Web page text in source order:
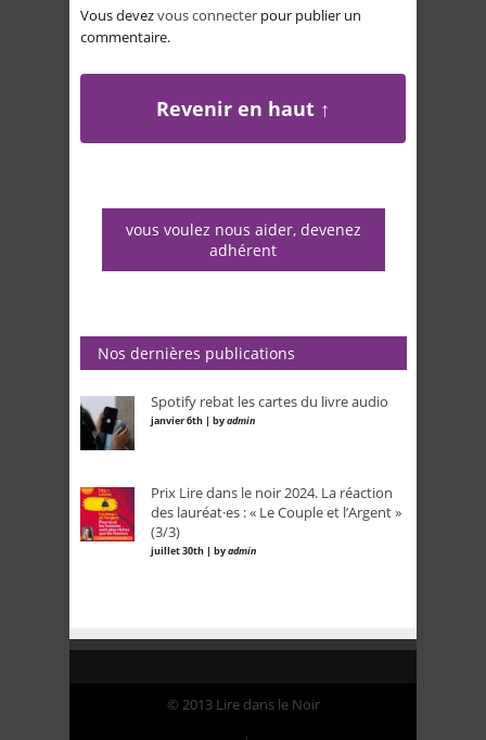
Vous devezvous connecter pour publier un
commentaire.
Revenir en haut ↑
vous voulez nous aider, devenez
adhérent
Nos dernières publications
Spotify rebat les cartes du livre audio
janvier 6th | byadmin
Prix Lire dans le noir 2024. La réaction
des lauréat·es : « Le Couple et l’Argent »
(3/3)
juillet 30th | byadmin
© 2013 Lire dans le Noir